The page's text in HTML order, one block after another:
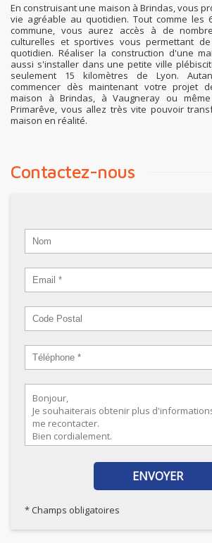
En construisant une maison à Brindas, vous
vie agréable au quotidien. Tout comme les
commune, vous aurez accès à de
culturelles et sportives vous permettant
quotidien. Réaliser la construction d'une
aussi s'installer dans une petite ville
seulement 15 kilomètres de Lyon.
commencer dès maintenant votre projet
maison à Brindas, à Vaugneray ou
Primarêve, vous allez très vite pouvoir
maison en réalité.
Contactez-nous
* Champs obligatoires